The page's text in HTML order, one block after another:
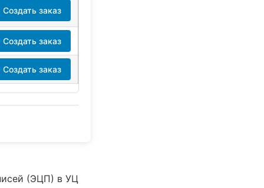
Создать заказ
Создать заказ
Создать заказ
(ЭЦП) в УЦ